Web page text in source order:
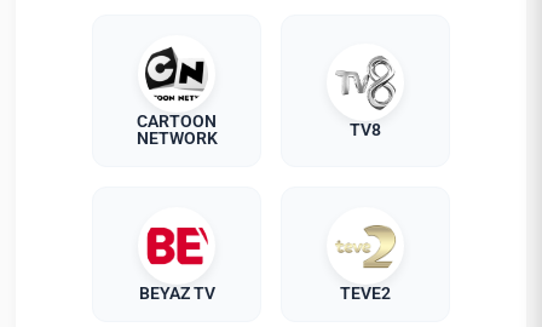
CARTOON
NETWORK
TV8
BEYAZ TV TEVE2